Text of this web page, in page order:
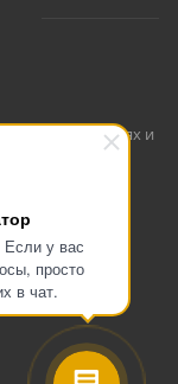
Если у вас
просто
в чат.
в путешествиях и